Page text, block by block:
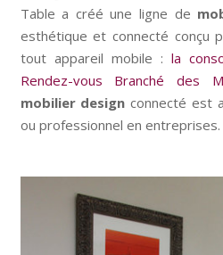
Table a créé une ligne de
esthétique et connecté conçu
tout appareil mobile : la
Rendez-vous Branché des
mobilier design connecté est
ou professionnel en entreprises.